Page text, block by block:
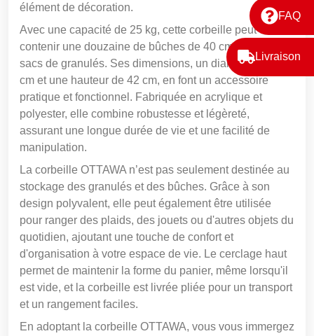
FAQ
Livraison
élément de décoration.
Avec une capacité de 25 kg, cette corbeille peut
contenir une douzaine de bûches de 40 cm ou deux
sacs de granulés. Ses dimensions, un diamètre de 40
cm et une hauteur de 42 cm, en font un accessoire
pratique et fonctionnel. Fabriquée en acrylique et
polyester, elle combine robustesse et légèreté,
assurant une longue durée de vie et une facilité de
manipulation.
La corbeille OTTAWA n’est pas seulement destinée au
stockage des granulés et des bûches. Grâce à son
design polyvalent, elle peut également être utilisée
pour ranger des plaids, des jouets ou d'autres objets du
quotidien, ajoutant une touche de confort et
d'organisation à votre espace de vie. Le cerclage haut
permet de maintenir la forme du panier, même lorsqu'il
est vide, et la corbeille est livrée pliée pour un transport
et un rangement faciles.
En adoptant la corbeille OTTAWA, vous vous immergez